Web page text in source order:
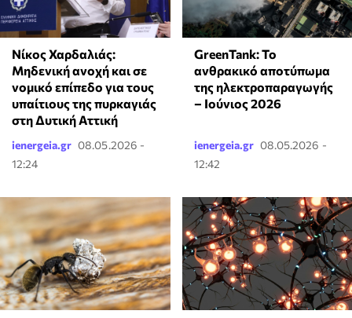
Νίκος Χαρδαλιάς:
Μηδενική ανοχή και σε
νομικό επίπεδο για τους
υπαίτιους της πυρκαγιάς
στη Δυτική Αττική
ienergeia.gr 08.05.2026 -
12:24
GreenTank: Το
ανθρακικό αποτύπωμα
της ηλεκτροπαραγωγής
– Ιούνιος 2026
ienergeia.gr 08.05.2026 -
12:42